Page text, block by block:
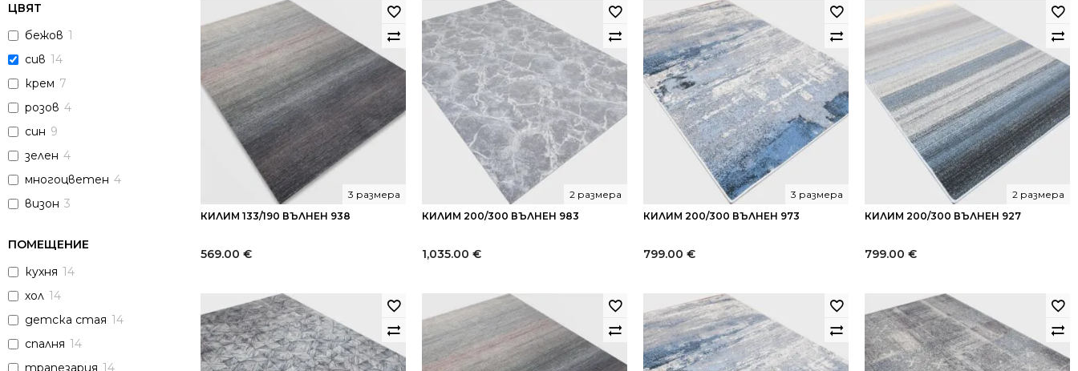
ЦВЯТ
бежов 1
сив 14
крем 7
розов 4
син 9
зелен 4
многоцветен 4
визон 3
ПОМЕЩЕНИЕ
кухня 14
хол 14
детска стая 14
спалня 14
трапезария 14
КИЛИМ 133/190 ВЪЛНЕН 938
3 размера
569.00 €
КИЛИМ 200/300 ВЪЛНЕН 983
2 размера
1,035.00 €
КИЛИМ 200/300 ВЪЛНЕН 973
3 размера
799.00 €
КИЛИМ 200/300 ВЪЛНЕН 927
2 размера
799.00 €